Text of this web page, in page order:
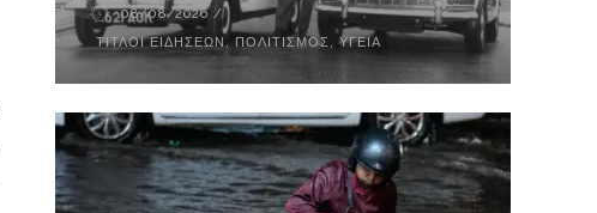
08/08/2026
ΤΊΤΛΟΙ ΕΙΔΉΣΕΩΝ ,ΠΟΛΙΤΙΣΜΌΣ,ΥΓΕΊΑ